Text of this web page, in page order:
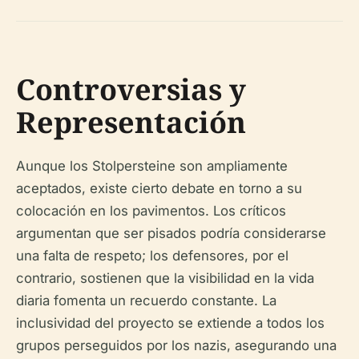
Controversias y
Representación
Aunque los Stolpersteine son ampliamente
aceptados, existe cierto debate en torno a su
colocación en los pavimentos. Los críticos
argumentan que ser pisados podría considerarse
una falta de respeto; los defensores, por el
contrario, sostienen que la visibilidad en la vida
diaria fomenta un recuerdo constante. La
inclusividad del proyecto se extiende a todos los
grupos perseguidos por los nazis, asegurando una